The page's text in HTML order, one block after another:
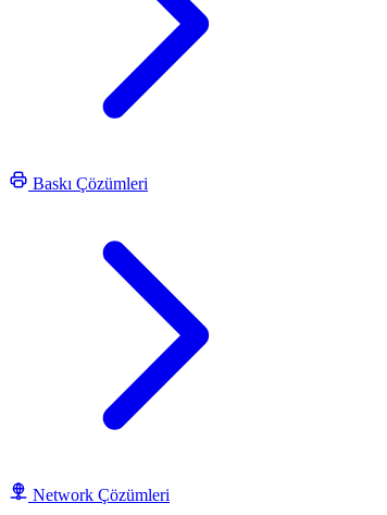
Baskı Çözümleri
Network Çözümleri